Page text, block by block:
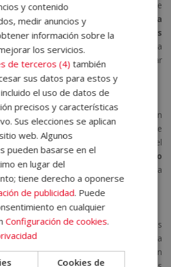
autista incluyen una variedad de
pordificultades en la
social y comportamientos
con TEA pueden mostrar resistencia a
y dificultades para interpretar
verbal.
estado de ánimo
y el trastorno bipolar. Los niños con
tristeza persistente, pérdida de
que antes disfrutaban, cambios en el
del sueño. En el caso del
trastorno
pueden alternar entre períodos de euforia
aprendizaje
afectan la capacidad de los niños
académicas básicas, como la lectura, la
Entre los más comunes están
y contenido
medir anuncios y
información sobre la
los servicios.
de terceros (4)también
sus datos para estos y
el uso de datos de
precisos y características
Sus elecciones se aplican
web. Algunos
pueden basarse en el
en lugar del
tiene derecho a oponerse
de publicidad. Puede
en cualquier
Configuración de cookies.
Cookies de